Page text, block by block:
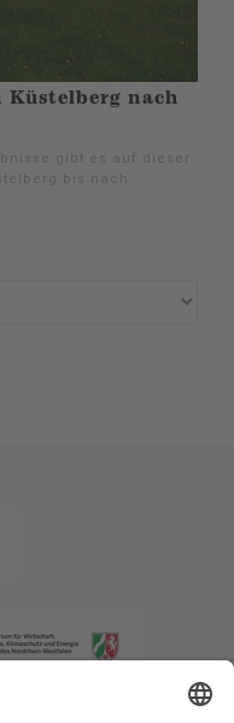
Küstelberg nach
gibt es auf dieser
bis nach